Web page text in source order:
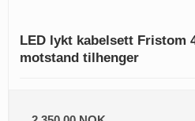
LED lykt kabelsett Fristom
motstand tilhenger